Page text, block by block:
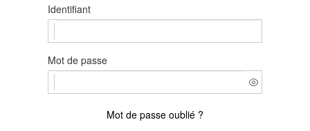
Identifiant
Mot de passe
Mot de passe oublié ?